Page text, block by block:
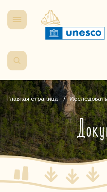
Главная страница Исследовать